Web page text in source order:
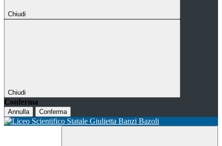
Chiudi
Chiudi
Conferma
Annulla Conferma